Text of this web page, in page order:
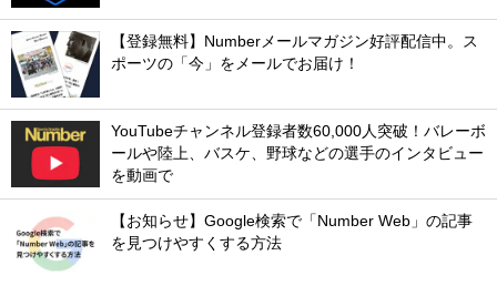
【登録無料】Numberメールマガジン好評配信中。ス
ポーツの「今」をメールでお届け！
YouTubeチャンネル登録者数60,000人突破！バレーボ
ールや陸上、バスケ、野球などの選手のインタビュー
を動画で
【お知らせ】Google検索で「Number Web」の記事
を見つけやすくする方法